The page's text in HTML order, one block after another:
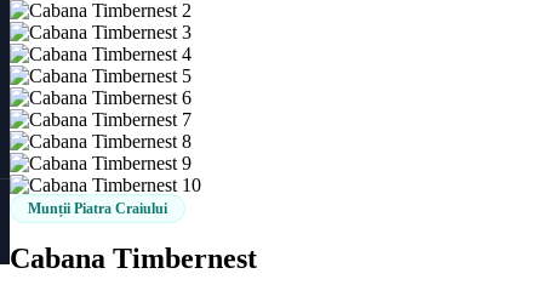
Munții Piatra Craiului
Cabana Timbernest